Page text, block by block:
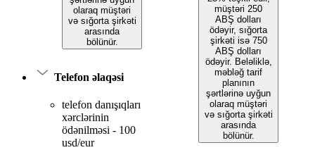
olaraq müştəri
və sığorta şirkəti
arasında
bölünür.
Telefon əlaqəsi
telefon danışıqları
xərclərinin
ödənilməsi - 100
usd/eur
müştəri 250
ABŞ dolları
ödəyir, sığorta
şirkəti isə 750
ABŞ dolları
ödəyir. Beləliklə,
məbləğ tarif
planının
şərtlərinə uyğun
olaraq müştəri
və sığorta şirkəti
arasında
bölünür.